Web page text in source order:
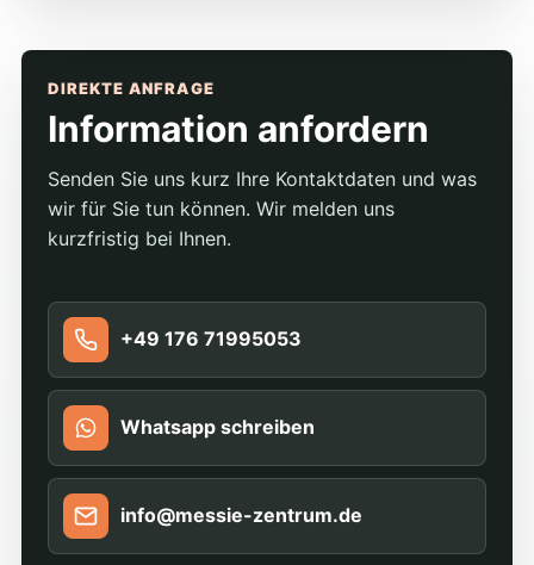
DIREKTE ANFRAGE
Information anfordern
Senden Sie uns kurz Ihre Kontaktdaten und was
wir für Sie tun können. Wir melden uns
kurzfristig bei Ihnen.
+49 176 71995053
Whatsapp schreiben
info@messie-zentrum.de